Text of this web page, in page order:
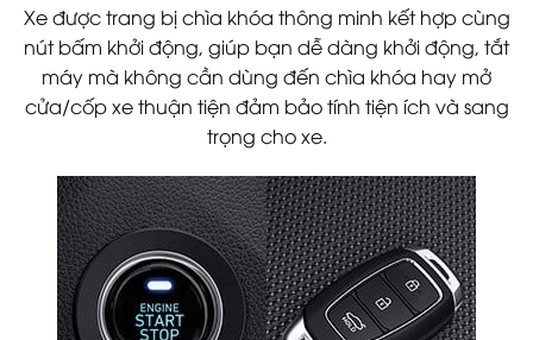
Xe được trang bị chìa khóa thông minh kết hợp cùng
nút bấm khởi động, giúp bạn dễ dàng khởi động, tắt
máy mà không cần dùng đến chìa khóa hay mở
cửa/cốp xe thuận tiện đảm bảo tính tiện ích và sang
trọng cho xe.